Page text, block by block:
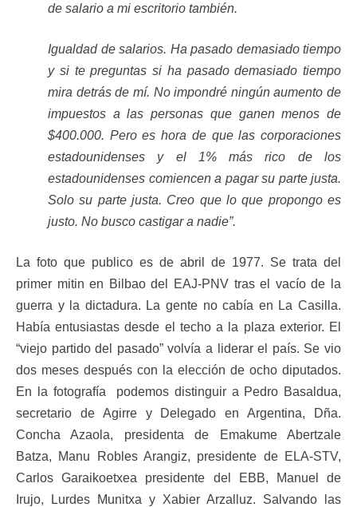
de salario a mi escritorio también.
Igualdad de salarios. Ha pasado demasiado tiempo
y si te preguntas si ha pasado demasiado tiempo
mira detrás de mí. No impondré ningún aumento de
impuestos a las personas que ganen menos de
$400.000. Pero es hora de que las corporaciones
estadounidenses y el 1% más rico de los
estadounidenses comiencen a pagar su parte justa.
Solo su parte justa. Creo que lo que propongo es
justo. No busco castigar a nadie”.
La foto que publico es de abril de 1977. Se trata del
primer mitin en Bilbao del EAJ-PNV tras el vacío de la
guerra y la dictadura. La gente no cabía en La Casilla.
Había entusiastas desde el techo a la plaza exterior. El
“viejo partido del pasado” volvía a liderar el país. Se vio
dos meses después con la elección de ocho diputados.
En la fotografía podemos distinguir a Pedro Basaldua,
secretario de Agirre y Delegado en Argentina, Dña.
Concha Azaola, presidenta de Emakume Abertzale
Batza, Manu Robles Arangiz, presidente de ELA-STV,
Carlos Garaikoetxea presidente del EBB, Manuel de
Irujo, Lurdes Munitxa y Xabier Arzalluz. Salvando las